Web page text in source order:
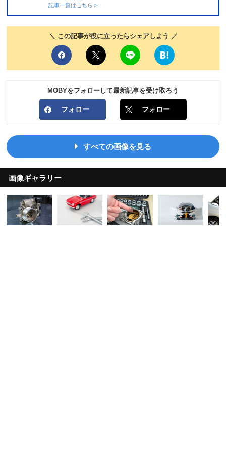
記事一覧はこちら >
＼ この記事が役に立ったらシェアしよう ／
MOBYをフォローして最新記事を受け取ろう
フォロー フォロー
すべての画像を見る
画像ギャラリー